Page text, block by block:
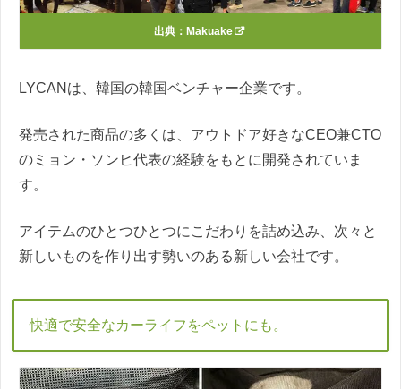
出典： Makuake
LYCANは、韓国の韓国ベンチャー企業です。
発売された商品の多くは、アウトドア好きなCEO兼CTO
のミョン・ソンヒ代表の経験をもとに開発されていま
す。
アイテムのひとつひとつにこだわりを詰め込み、次々と
新しいものを作り出す勢いのある新しい会社です。
快適で安全なカーライフをペットにも。